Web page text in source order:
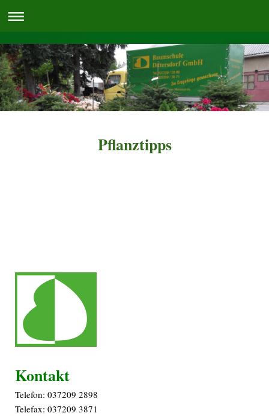
Pflanztipps
Kontakt
Telefon: 037209 2898
Telefax: 037209 3871